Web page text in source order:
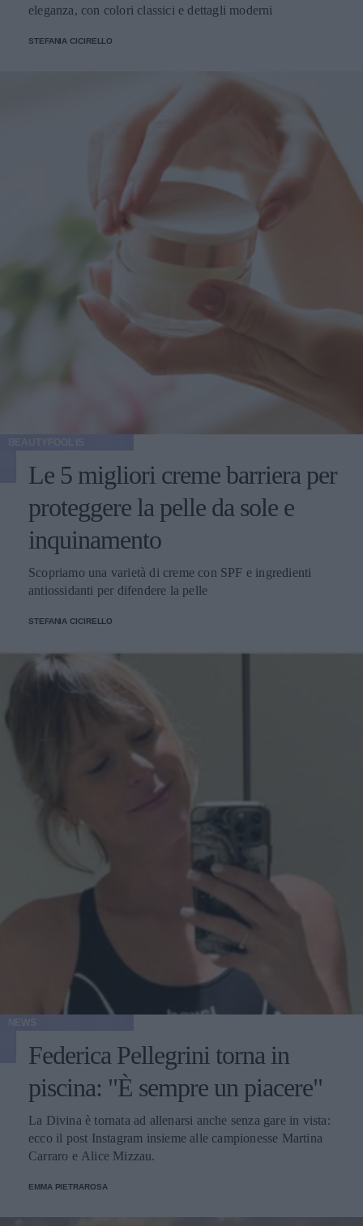
eleganza, con colori classici e dettagli moderni
STEFANIA CICIRELLO
Le 5 migliori creme barriera per
proteggere la pelle da sole e
inquinamento
Scopriamo una varietà di creme con SPF e ingredienti
antiossidanti per difendere la pelle
STEFANIA CICIRELLO
Federica Pellegrini torna in
piscina: "È sempre un piacere"
La Divina è tornata ad allenarsi anche senza gare in vista:
ecco il post Instagram insieme alle campionesse Martina
Carraro e Alice Mizzau.
EMMA PIETRAROSA